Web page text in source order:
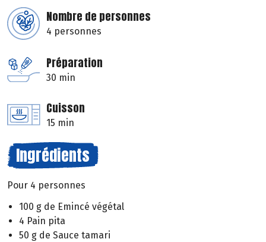
Nombre de personnes
4 personnes
Préparation
30 min
Cuisson
15 min
Ingrédients
Pour 4 personnes
100 g de Emincé végétal
4 Pain pita
50 g de Sauce tamari